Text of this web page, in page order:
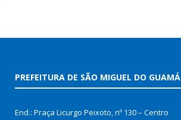
PREFEITURA DE SÃO MIGUEL DO GUAMÁ
End.: Praça Licurgo Peixoto, nº 130 – Centro